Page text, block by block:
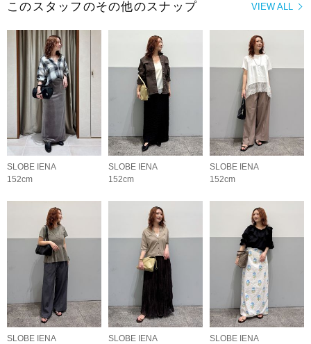
VIEW ALL
このスタッフのその他のスナップ
SLOBE IENA
152cm
SLOBE IENA
152cm
SLOBE IENA
152cm
SLOBE IENA
SLOBE IENA
SLOBE IENA